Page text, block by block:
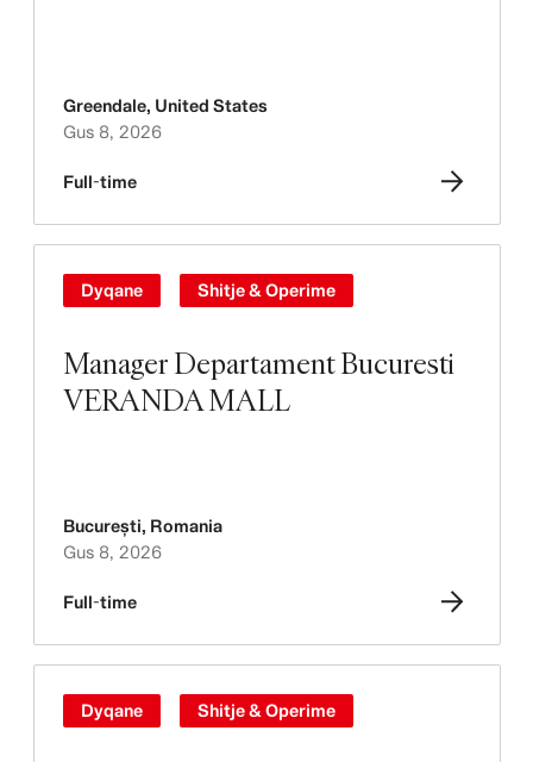
Greendale, United States
Gus 8, 2026
Full-time
Manager Departament Bucuresti
VERANDA MALL
Dyqane Shitje & Operime
București, Romania
Gus 8, 2026
Full-time
Dyqane Shitje & Operime